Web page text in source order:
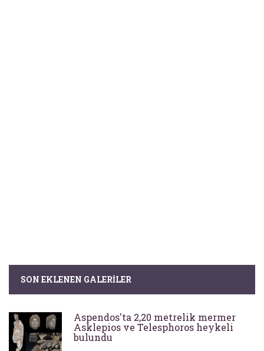
SON EKLENEN GALERILER
Aspendos'ta 2,20 metrelik mermer
Asklepios ve Telesphoros heykeli
bulundu